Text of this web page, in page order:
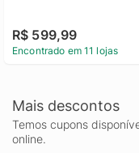
R$ 599,99
Encontrado em 11 lojas
Mais descontos
Temos cupons
online.